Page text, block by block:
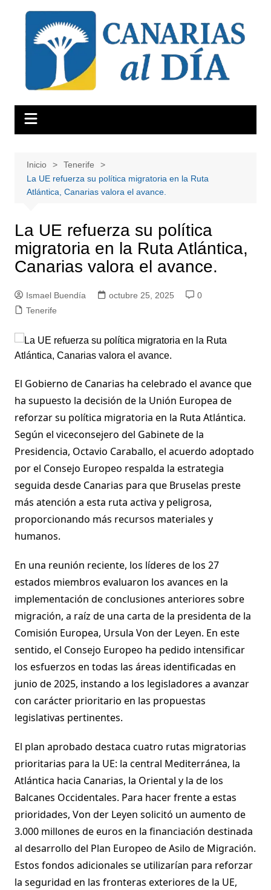
contenido
Inicio
Tenerife
La UE refuerza su política migratoria en la Ruta
Atlántica, Canarias valora el avance.
La UE refuerza su política
migratoria en la Ruta Atlántica,
Canarias valora el avance.
Ismael Buendía octubre 25, 2025
0
Tenerife
El Gobierno de Canarias ha celebrado el avance que
ha supuesto la decisión de la Unión Europea de
reforzar su política migratoria en la Ruta Atlántica.
Según el viceconsejero del Gabinete de la
Presidencia, Octavio Caraballo, el acuerdo adoptado
por el Consejo Europeo respalda la estrategia
seguida desde Canarias para que Bruselas preste
más atención a esta ruta activa y peligrosa,
proporcionando más recursos materiales y
humanos.
En una reunión reciente, los líderes de los 27
estados miembros evaluaron los avances en la
implementación de conclusiones anteriores sobre
migración, a raíz de una carta de la presidenta de la
Comisión Europea, Ursula Von der Leyen. En este
sentido, el Consejo Europeo ha pedido intensificar
los esfuerzos en todas las áreas identificadas en
junio de 2025, instando a los legisladores a avanzar
con carácter prioritario en las propuestas
legislativas pertinentes.
El plan aprobado destaca cuatro rutas migratorias
prioritarias para la UE: la central Mediterránea, la
Atlántica hacia Canarias, la Oriental y la de los
Balcanes Occidentales. Para hacer frente a estas
prioridades, Von der Leyen solicitó un aumento de
3.000 millones de euros en la financiación destinada
al desarrollo del Plan Europeo de Asilo de Migración.
Estos fondos adicionales se utilizarían para reforzar
la seguridad en las fronteras exteriores de la UE,